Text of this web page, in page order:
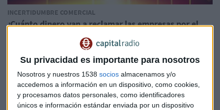
Su privacidad es importante para nosotros
Nosotros y nuestros 1538 socios almacenamos y/o
accedemos a información en un dispositivo, como cookies,
y procesamos datos personales, como identificadores
únicos e información estándar enviada por un dispositivo
INCERTIDUMBRE COMERCIAL
¿Cuánto dinero van a reclamar las empresas por el